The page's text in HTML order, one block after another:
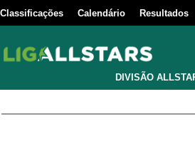
Classificações Calendário Resultados
DIVISÃO